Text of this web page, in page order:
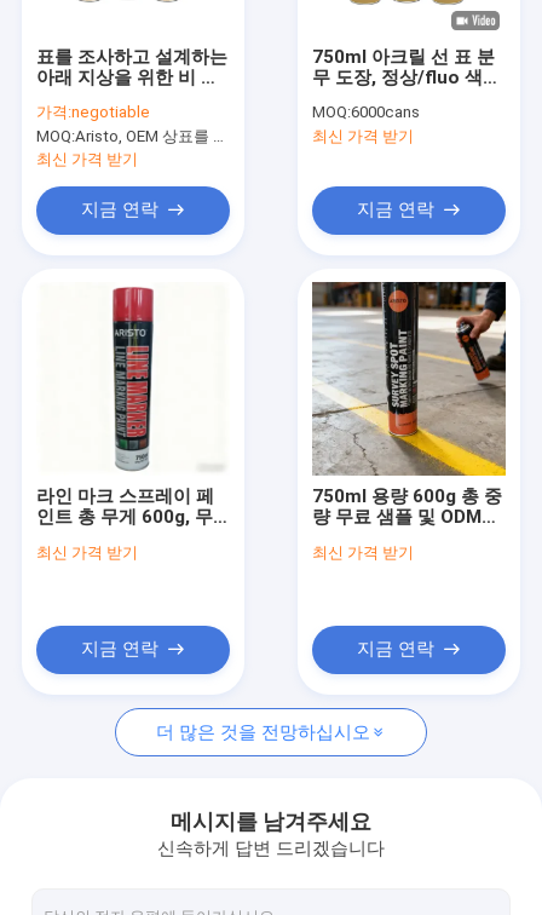
직물 분무 도장
아크릴 스프레이 페인트
산업 윤활유
스프레이 페인트를 표시
감적 펜
수성 페인트
자동 배려 제품
가구 세탁기술자
실리콘 실 란 트
표를 조사하고 설계하는
아래 지상을 위한 비 가
분무 도장
가격:negotiable
MOQ:Aristo, OEM 상표를 위한 15000cans를 위한 6000cans
최신 가격 받기
지금 연락
750ml 아크릴 선 표 분
무 도장, 정상/fluo 색깔
무 도장
MOQ:6000cans
최신 가격 받기
지금 연락
라인 마크 스프레이 페
인트 총 무게 600g, 무
750ml 내부 및 외부 사
최신 가격 받기
지금 연락
750ml 용량 600g 총 중
량 무료 샘플 및 ODM
는 임시 마킹 페인트 스
최신 가격 받기
지금 연락
더 많은 것을 전망하십시오
메시지를 남겨주세요
신속하게 답변 드리겠습니다